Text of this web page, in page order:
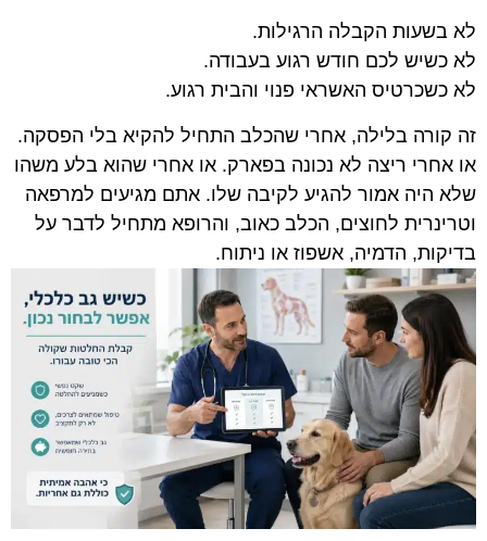
לא בשעות הקבלה הרגילות.
לא כשיש לכם חודש רגוע בעבודה.
לא כשכרטיס האשראי פנוי והבית רגוע.
זה קורה בלילה, אחרי שהכלב התחיל להקיא בלי הפסקה.
או אחרי ריצה לא נכונה בפארק. או אחרי שהוא בלע משהו
שלא היה אמור להגיע לקיבה שלו. אתם מגיעים למרפאה
וטרינרית לחוצים, הכלב כאוב, והרופא מתחיל לדבר על
בדיקות, הדמיה, אשפוז או ניתוח.